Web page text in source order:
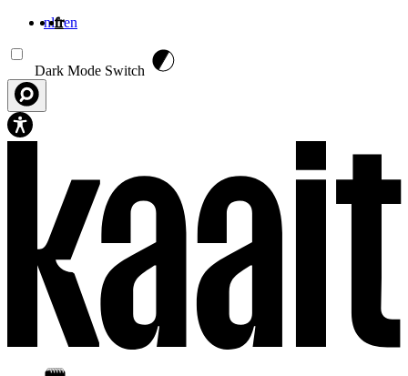
nlfren
Dark Mode Switch